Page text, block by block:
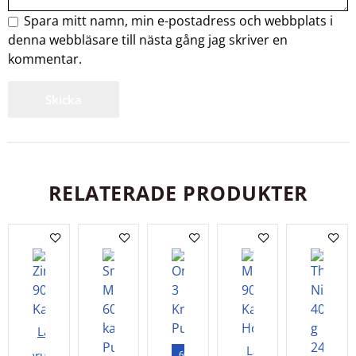
Spara mitt namn, min e-postadress och webbplats i
denna webbläsare till nästa gång jag skriver en
kommentar.
RELATERADE PRODUKTER
Lägg i
Lägg i